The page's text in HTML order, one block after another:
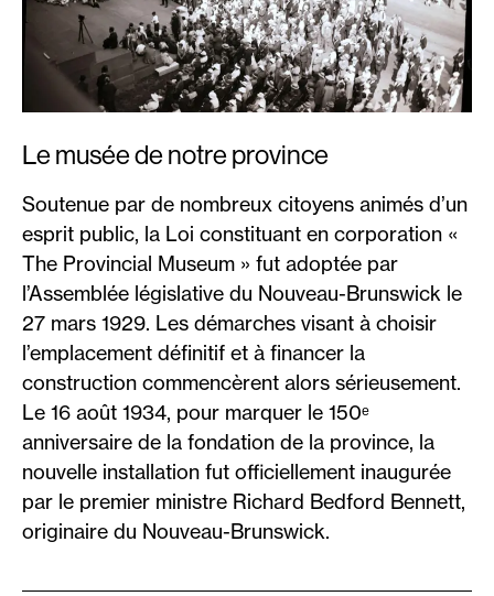
Le musée de notre province
Soutenue par de nombreux citoyens animés d’un
esprit public, la Loi constituant en corporation «
The Provincial Museum » fut adoptée par
l’Assemblée législative du Nouveau-Brunswick le
27 mars 1929. Les démarches visant à choisir
l’emplacement définitif et à financer la
construction commencèrent alors sérieusement.
Le 16 août 1934, pour marquer le 150ᵉ
anniversaire de la fondation de la province, la
nouvelle installation fut officiellement inaugurée
par le premier ministre Richard Bedford Bennett,
originaire du Nouveau-Brunswick.